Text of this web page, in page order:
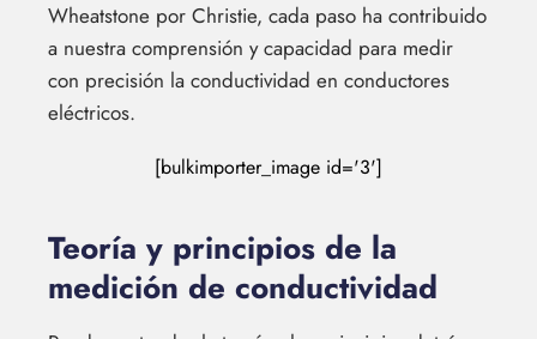
Wheatstone por Christie, cada paso ha contribuido
a nuestra comprensión y capacidad para medir
con precisión la conductividad en conductores
eléctricos.
[bulkimporter_image id='3']
Teoría y principios de la
medición de conductividad